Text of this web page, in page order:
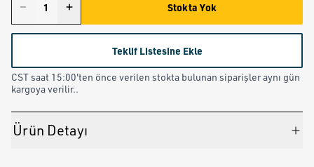
Stokta Yok
Teklif Listesine Ekle
CST saat 15:00'ten önce verilen stokta bulunan siparişler aynı gün
kargoya verilir..
Ürün Detayı